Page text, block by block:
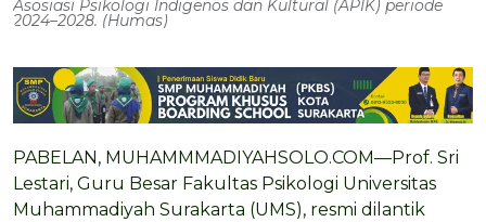
Asosiasi Psikologi Indigenos dan Kultural (APIK) periode
2024–2028. (Humas)
PABELAN, MUHAMMMADIYAHSOLO.COM—Prof. Sri
Lestari, Guru Besar Fakultas Psikologi Universitas
Muhammadiyah Surakarta (UMS), resmi dilantik